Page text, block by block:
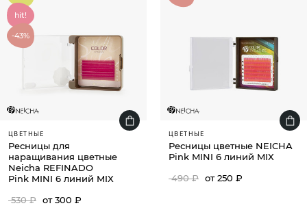
hit!
-43%
ЦВЕТНЫЕ
Ресницы для
наращивания цветные
Neicha REFINADO
Pink MINI 6 линий MIX
530 ₽ от 300 ₽
ЦВЕТНЫЕ
Ресницы цветные NEICHA
Pink MINI 6 линий MIX
490 ₽ от 250 ₽